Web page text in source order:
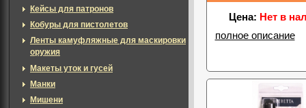
Цена: Нет в
полное описание
Кейсы для патронов
Кобуры для пистолетов
Ленты камуфляжные для маскировки
оружия
Макеты уток и гусей
Манки
Мишени